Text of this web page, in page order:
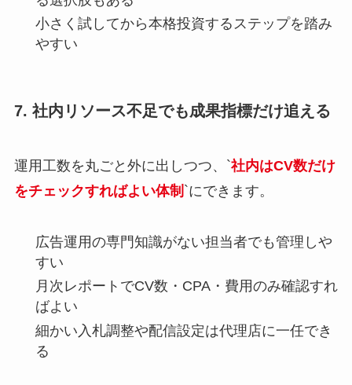
小さく試してから本格投資するステップを踏み
やすい
7. 社内リソース不足でも成果指標だけ追える
運用工数を丸ごと外に出しつつ、`社内はCV数だけ
をチェックすればよい体制 `にできます。
広告運用の専門知識がない担当者でも管理しや
すい
月次レポートでCV数・CPA・費用のみ確認すれ
ばよい
細かい入札調整や配信設定は代理店に一任でき
る